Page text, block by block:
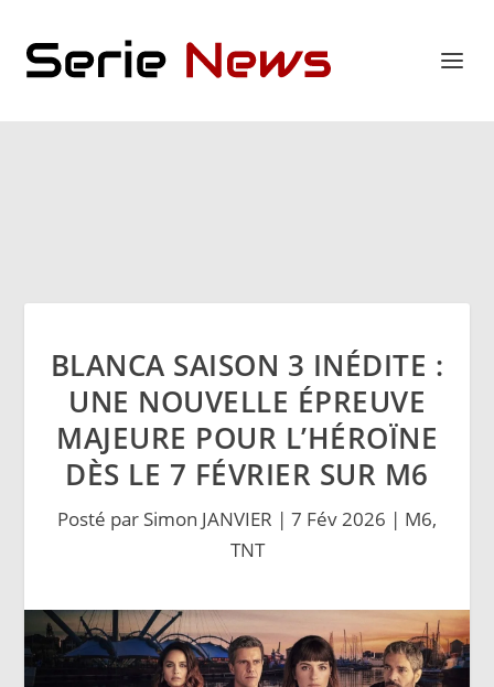
BLANCA SAISON 3 INÉDITE :
UNE NOUVELLE ÉPREUVE
MAJEURE POUR L’HÉROÏNE
DÈS LE 7 FÉVRIER SUR M6
Posté par Simon JANVIER | 7 Fév 2026 | M6,
TNT